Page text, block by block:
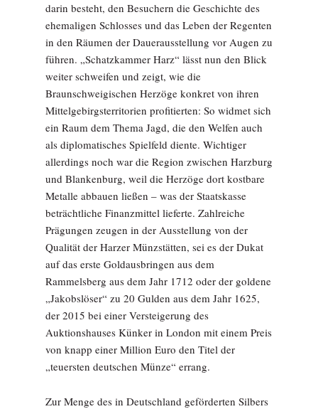
darin besteht, den Besuchern die Geschichte des
ehemaligen Schlosses und das Leben der ­Regenten
in den Räumen der Dauerausstellung vor Augen zu
führen. „Schatzkammer Harz“ lässt nun den Blick
weiter schweifen und zeigt, wie die
Braunschweigischen Herzöge konkret von ihren
Mittelgebirgsterritorien profitierten: So widmet sich
ein Raum dem Thema Jagd, die den Welfen auch
als diplomatisches Spielfeld diente. Wichtiger
allerdings noch war die Region zwischen Harzburg
und Blankenburg, weil die Herzöge dort kostbare
Metalle abbauen ließen – was der Staatskasse
beträchtliche Finanzmittel lieferte. Zahlreiche
Prägungen zeugen in der Ausstellung von der
Qualität der Harzer Münzstätten, sei es der Dukat
auf das erste Goldausbringen aus dem
Rammelsberg aus dem Jahr 1712 oder der goldene
„Jakobslöser“ zu 20 Gulden aus dem Jahr 1625,
der 2015 bei einer Versteigerung des
Auktionshauses Künker in London mit einem Preis
von knapp einer Million Euro den Titel der
„teuersten deutschen Münze“ errang.
Zur Menge des in Deutschland geförderten Silbers